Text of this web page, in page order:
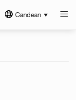
Candean